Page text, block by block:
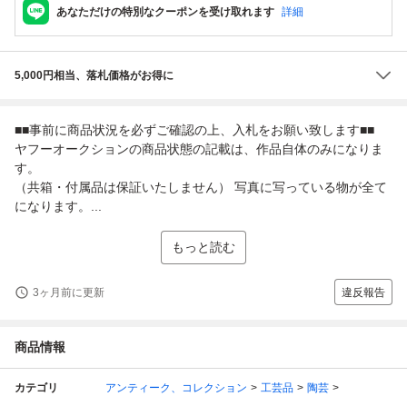
あなただけの特別なクーポンを受け取れます 詳細
5,000円相当、落札価格がお得に
■■事前に商品状況を必ずご確認の上、入札をお願い致します■■
ヤフーオークションの商品状態の記載は、作品自体のみになりま
す。
（共箱・付属品は保証いたしません） 写真に写っている物が全て
になります。...
もっと読む
3ヶ月前に更新 違反報告
商品情報
カテゴリ アンティーク、コレクション 工芸品
陶芸